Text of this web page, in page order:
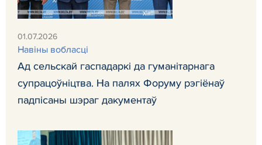
01.07.2026
Навiны вобласці
Ад сельскай гаспадаркі да гуманітарнага
супрацоўніцтва. На палях Форуму рэгіёнаў
падпісаны шэраг дакументаў